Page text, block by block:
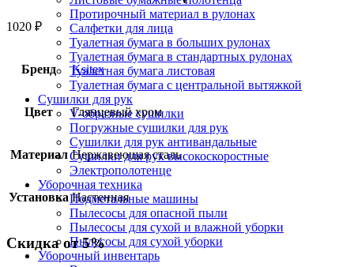
Протирочный материал в рулонах
Салфетки для лица
Туалетная бумага в больших рулонах
Туалетная бумага в стандартных рулонах
Туалетная бумага листовая
Туалетная бумага с центральной вытяжкой
Сушилки для рук
V-образные сушилки
Погружные сушилки для рук
Сушилки для рук антивандальные
Сушилки для рук высокоскоростные
Электрополотенце
Уборочная техника
Подметальные машины
Пылесосы для опасной пыли
Пылесосы для сухой и влажной уборки
Пылесосы для сухой уборки
Уборочный инвентарь
1020 ₽
Бренд Ksitex
Цвет Глянцевый хром
Материал Нержавеющая сталь
Установка Настенная
Скидка от 5%